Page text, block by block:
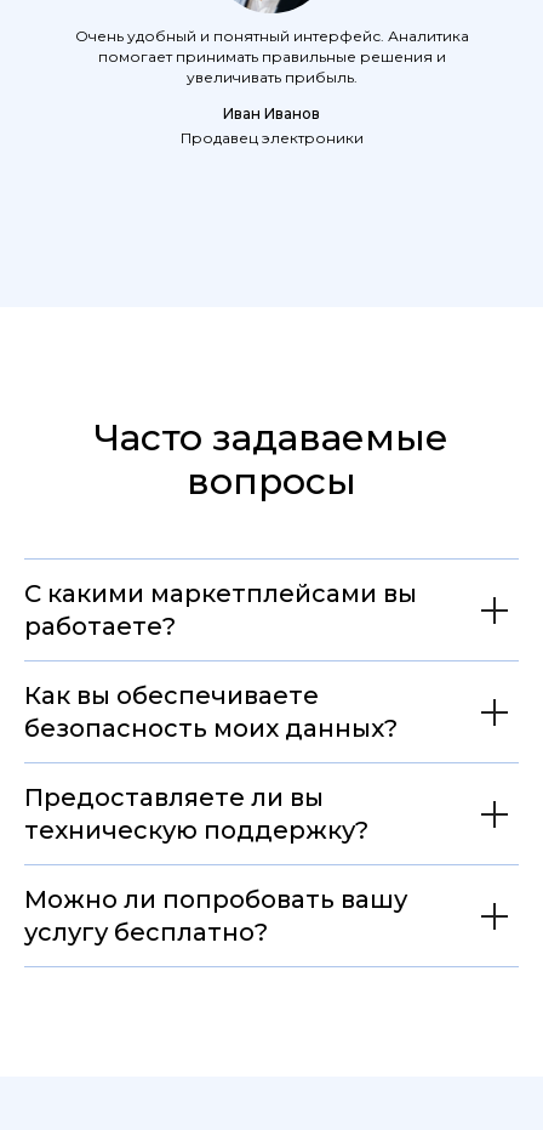
Очень удобный и понятный интерфейс. Аналитика
помогает принимать правильные решения и
увеличивать прибыль.
Иван Иванов
Продавец электроники
Часто задаваемые
вопросы
С какими маркетплейсами вы
работаете?
Как вы обеспечиваете
безопасность моих данных?
Предоставляете ли вы
техническую поддержку?
Можно ли попробовать вашу
услугу бесплатно?